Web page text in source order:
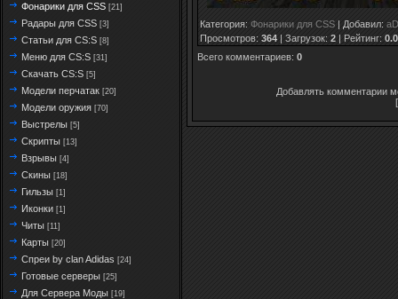
Фонарики для CSS [21]
Радары для CSS [3]
Статьи для CS:S [8]
Меню для CS:S [31]
Скачать CS:S [5]
Модели перчатак [20]
Модели оружия [70]
Выстрелы [5]
Скрипты [13]
Взрывы [4]
Скины [18]
Гильзы [1]
Иконки [1]
Читы [11]
Карты [20]
Спреи by clan Adidas [24]
Готовые серверы [25]
Для Сервера Моды [19]
Категория: Фонарики для CSS | Добавил:
Просмотров: 364 | Загрузок: 2 | Рейтинг: 0.0
Всего комментариев: 0
Добавлять комментарии